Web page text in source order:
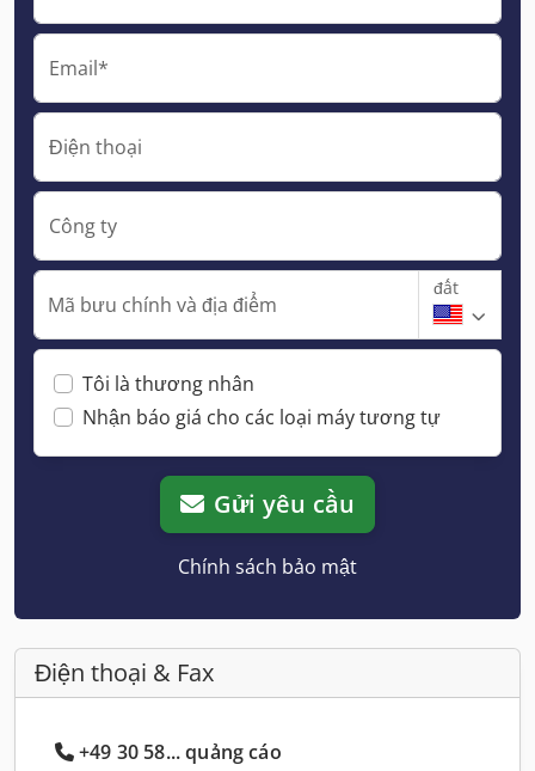
Email*
Điện thoại
Công ty
Mã bưu chính và địa điểm
đất
Tôi là thương nhân
Nhận báo giá cho các loại máy tương tự
Gửi yêu cầu
Chính sách bảo mật
Điện thoại & Fax
+49 30 58... quảng cáo